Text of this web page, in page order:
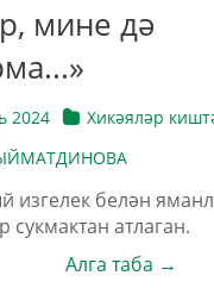
мине дә
2024
Хикәяләр
изгелек белән
сукмактан атлаган.
Алга таба →